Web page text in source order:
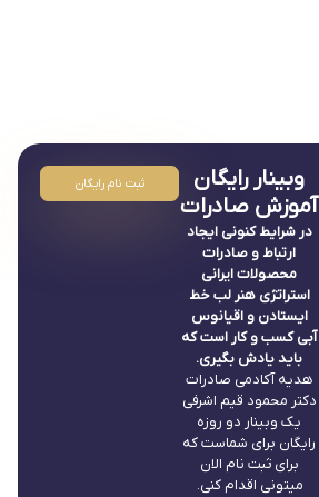
وبینار رایگان
آموزش صادرات
در شرایط کنونی ایجاد
ارتباط و صادرات
محصولات ایرانی
استراتژی هنر لب خط
ایستادن و اقیانوس
آبی کسب و کار است که
باید یادش بگیری.
هدیه آکادمی صادرات
دکتر محمود قیم اشرفی
یک وبینار دو روزه
رایگان برای شماست که
برای ثبت نام الان
میتونی اقدام کنی.
ثبت نام رایگان